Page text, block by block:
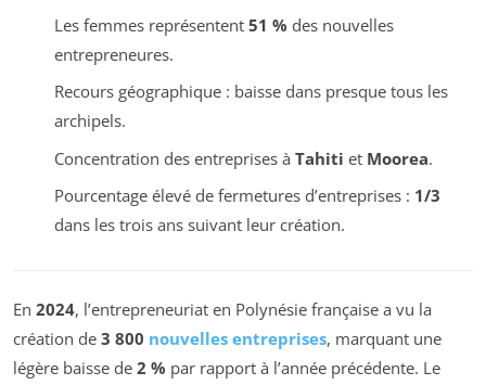
Les femmes représentent 51 % des nouvelles
entrepreneures.
Recours géographique : baisse dans presque tous les
archipels.
Concentration des entreprises à Tahiti et Moorea.
Pourcentage élevé de fermetures d’entreprises : 1/3
dans les trois ans suivant leur création.
En 2024, l’entrepreneuriat en Polynésie française a vu la
création de 3 800 nouvelles entreprises, marquant une
légère baisse de 2 % par rapport à l’année précédente. Le